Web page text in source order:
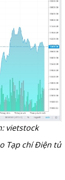
vietstock
Tạp chí Điện tử